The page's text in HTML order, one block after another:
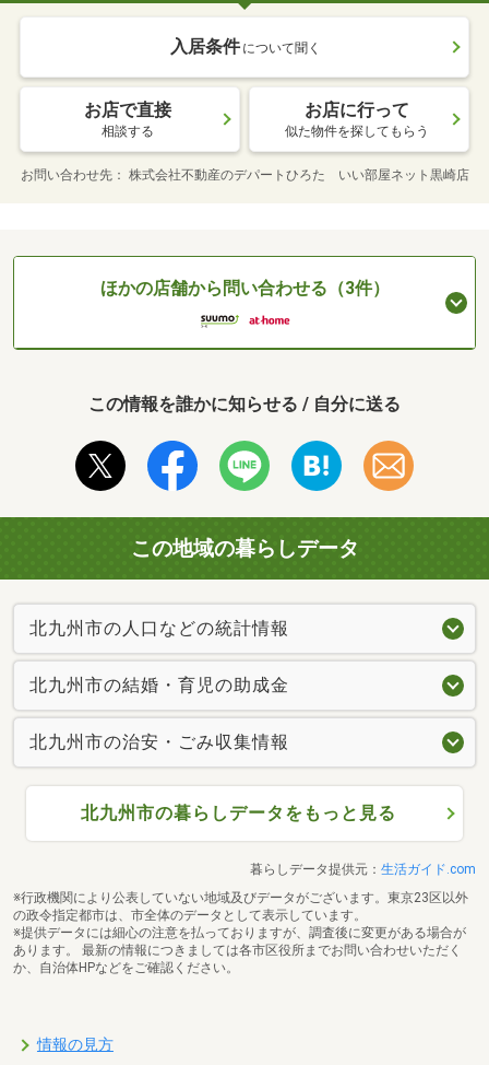
入居条件 について聞く
お店で直接
相談する
お店に行って
似た物件を探してもらう
お問い合わせ先 株式会社不動産のデパートひろた いい部屋ネット黒崎店
ほかの店舗から問い合わせる（3件）
この情報を誰かに知らせる / 自分に送る
この地域の暮らしデータ
北九州市の人口などの統計情報
北九州市の結婚・育児の助成金
北九州市の治安・ごみ収集情報
北九州市の暮らしデータをもっと見る
暮らしデータ提供元： 生活ガイド.com
※行政機関により公表していない地域及びデータがございます。東京23区以外
の政令指定都市は、市全体のデータとして表示しています。
※提供データには細心の注意を払っておりますが、調査後に変更がある場合が
あります。 最新の情報につきましては各市区役所までお問い合わせいただく
か、自治体HPなどをご確認ください。
情報の見方